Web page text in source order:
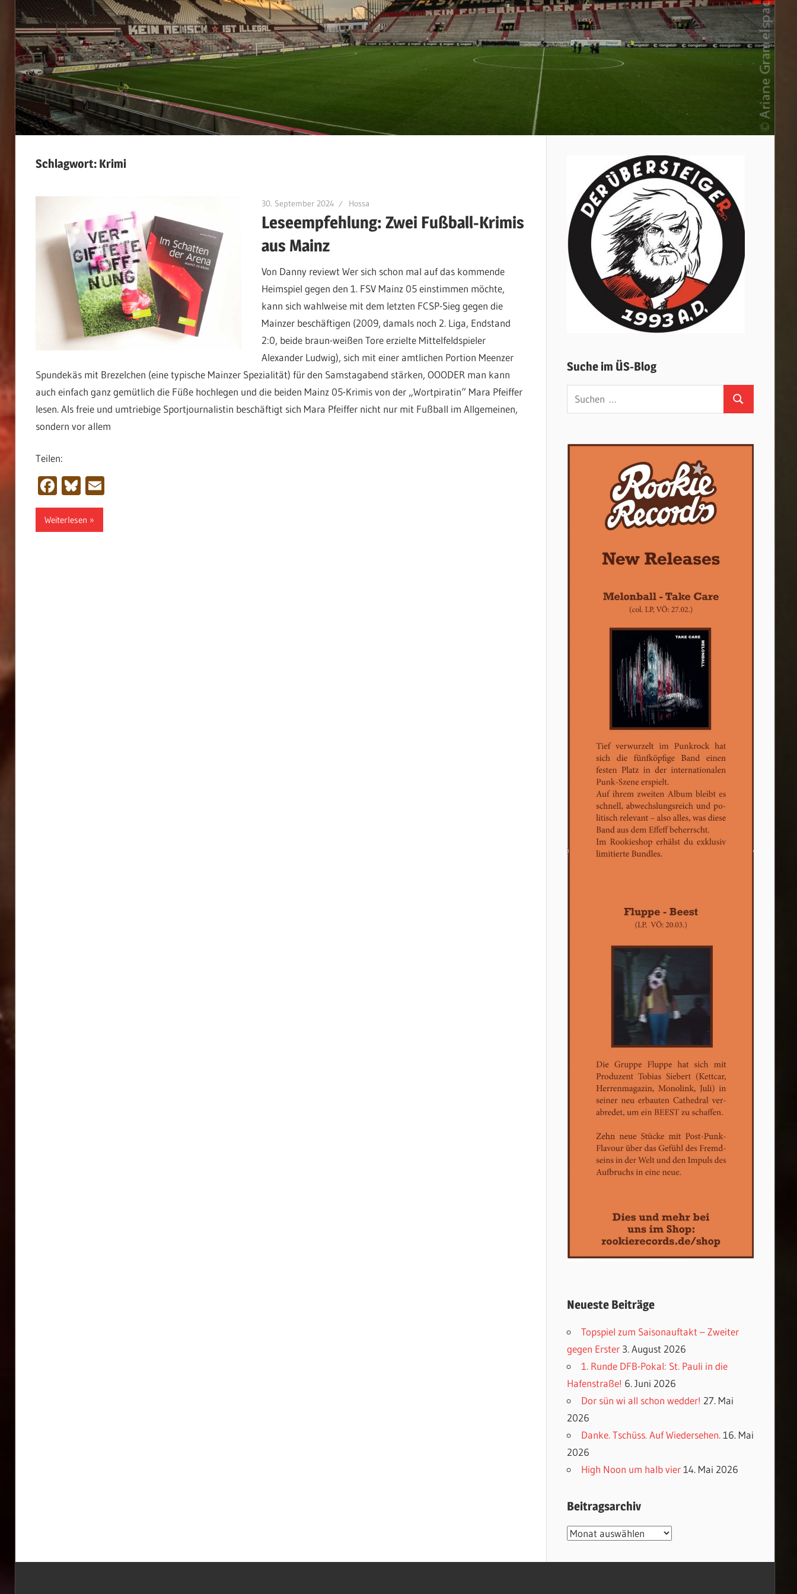
Schlagwort: Krimi
30. September 2024 Hossa
Leseempfehlung: Zwei Fußball-Krimis
aus Mainz
Von Danny reviewt Wer sich schon mal auf das kommende
Heimspiel gegen den 1. FSV Mainz 05 einstimmen möchte,
kann sich wahlweise mit dem letzten FCSP-Sieg gegen die
Mainzer beschäftigen (2009, damals noch 2. Liga, Endstand
2:0, beide braun-weißen Tore erzielte Mittelfeldspieler
Alexander Ludwig), sich mit einer amtlichen Portion Meenzer
Spundekäs mit Brezelchen (eine typische Mainzer Spezialität) für den Samstagabend stärken, OOODER man kann
auch einfach ganz gemütlich die Füße hochlegen und die beiden Mainz 05-Krimis von der „Wortpiratin“ Mara Pfeiffer
lesen. Als freie und umtriebige Sportjournalistin beschäftigt sich Mara Pfeiffer nicht nur mit Fußball im Allgemeinen,
sondern vor allem
Teilen:
Facebook
Bluesky
Email
Weiterlesen
Suche im ÜS-Blog
Suchen
nach:
Suchen
Neueste Beiträge
Topspiel zum Saisonauftakt – Zweiter
gegen Erster 3. August 2026
1. Runde DFB-Pokal: St. Pauli in die
Hafenstraße! 6. Juni 2026
Dor sün wi all schon wedder! 27. Mai
2026
Danke. Tschüss. Auf Wiedersehen. 16. Mai
2026
High Noon um halb vier 14. Mai 2026
Beitragsarchiv
Beitragsarchiv